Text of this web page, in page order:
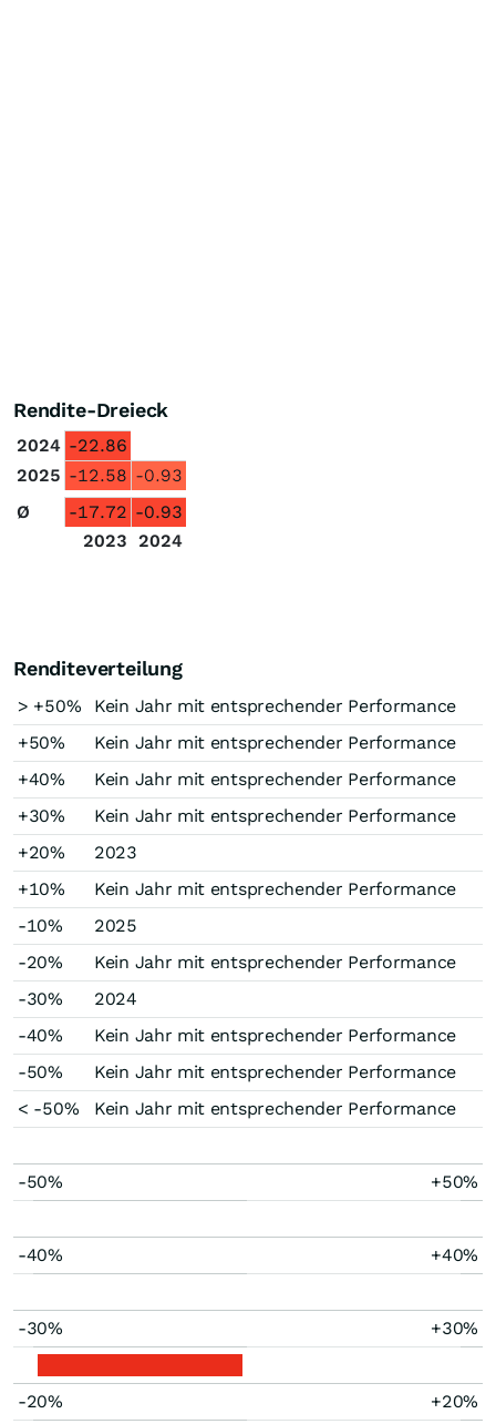
Rendite-Dreieck
2024 -22.86
2025 -12.58 -0.93
Ø
-17.72 -0.93
2023 2024
Renditeverteilung
> +50%
Kein Jahr mit entsprechender Performance
+50%
Kein Jahr mit entsprechender Performance
+40%
Kein Jahr mit entsprechender Performance
+30%
Kein Jahr mit entsprechender Performance
+20%
2023
+10%
Kein Jahr mit entsprechender Performance
-10%
2025
-20%
Kein Jahr mit entsprechender Performance
-30%
2024
-40%
Kein Jahr mit entsprechender Performance
-50%
Kein Jahr mit entsprechender Performance
< -50%
Kein Jahr mit entsprechender Performance
-50% +50%
-40% +40%
-30% +30%
-20% +20%